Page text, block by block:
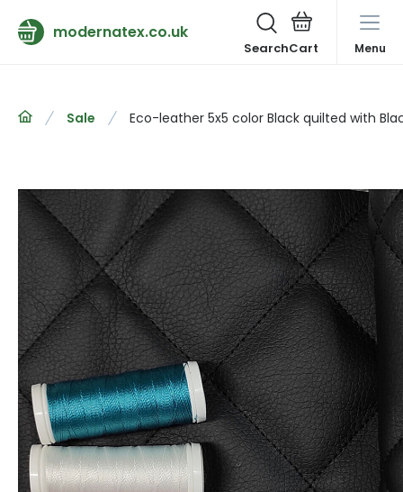
modernatex.co.uk
Search Menu
Sale Eco-leather 5x5 color Black quilted with